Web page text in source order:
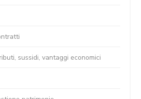
sussidi, vantaggi economici